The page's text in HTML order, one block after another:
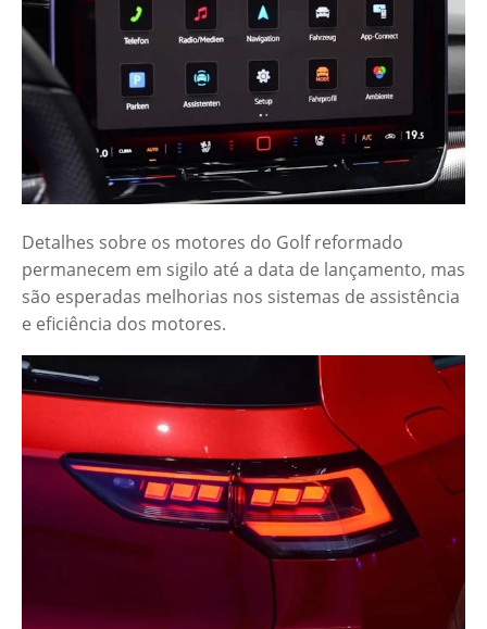
Detalhes sobre os motores do Golf reformado
permanecem em sigilo até a data de lançamento, mas
são esperadas melhorias nos sistemas de assistência
e eficiência dos motores.